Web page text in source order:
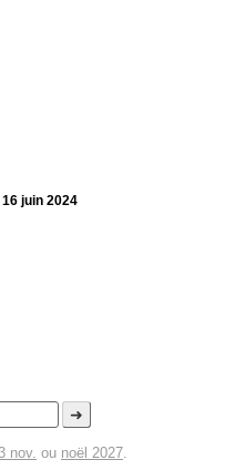
16 juin 2024
➜
nov. ou noël 2027.